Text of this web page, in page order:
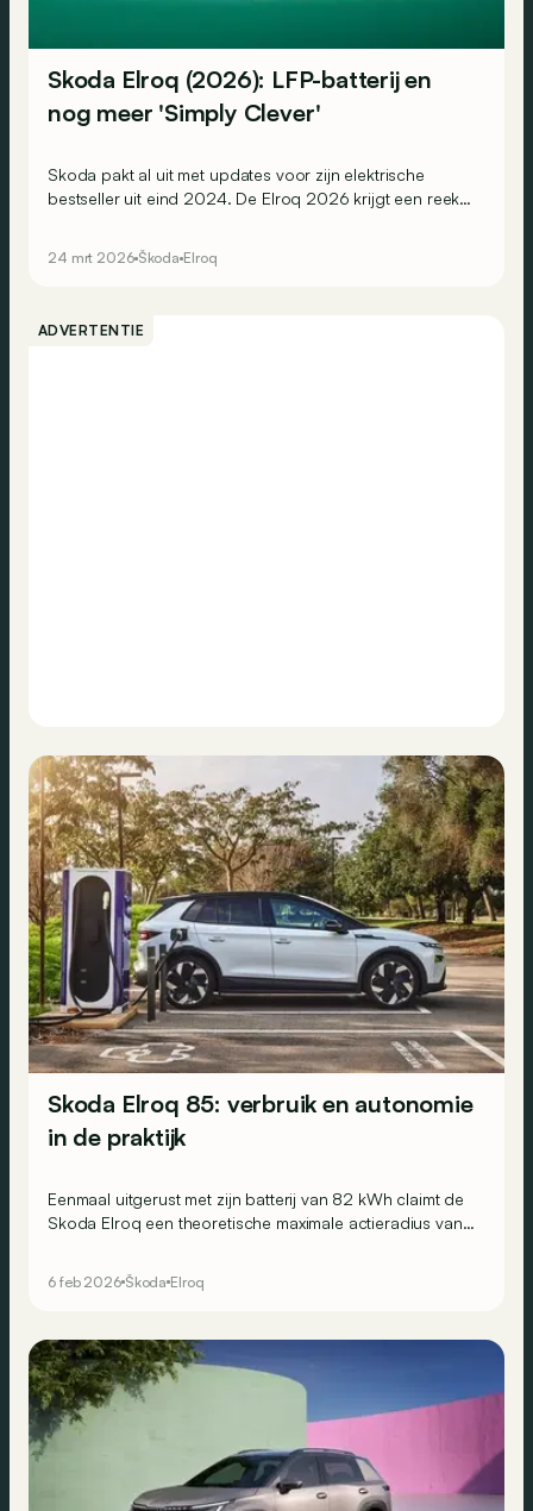
Skoda Elroq (2026): LFP-batterij en
nog meer 'Simply Clever'
Skoda pakt al uit met updates voor zijn elektrische
bestseller uit eind 2024. De Elroq 2026 krijgt een reeks
ook een nieuwe, goedkopere LFP-batterij voor de 60-
versie.
24 mrt 2026 Škoda Elroq
ADVERTENTIE
Skoda Elroq 85: verbruik en autonomie
in de praktijk
Eenmaal uitgerust met zijn batterij van 82 kWh claimt de
Skoda Elroq een theoretische maximale actieradius van
6 feb 2026 Škoda Elroq